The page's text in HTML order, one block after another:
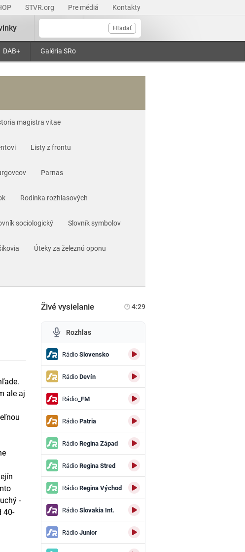
STVR.org Pre médiá Kontakty
Hľadať
DAB+ Galéria SRo
magistra vitae
Listy z frontu
Parnas
Rodinka rozhlasových
sociologický Slovník symbolov
Úteky za železnú oponu
ale aj
-
40-
Živé vysielanie 4:29
Rozhlas
RádioSlovensko
RádioDevín
Rádio_FM
RádioPatria
RádioRegina Západ
RádioRegina Stred
RádioRegina Východ
RádioSlovakia Int.
RádioJunior